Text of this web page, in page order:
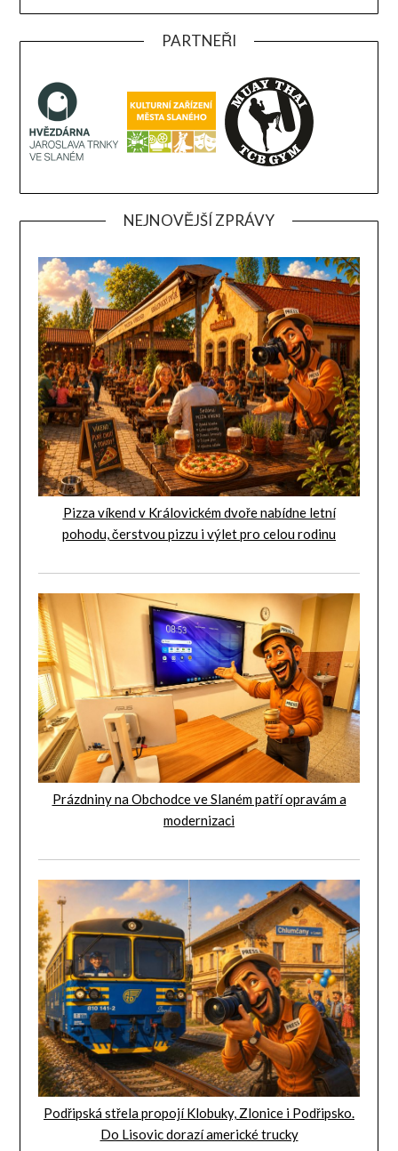
PARTNEŘI
NEJNOVĚJŠÍ ZPRÁVY
Pizza víkend v Královickém dvoře nabídne letní
pohodu, čerstvou pizzu i výlet pro celou rodinu
Prázdniny na Obchodce ve Slaném patří opravám a
modernizaci
Podřipská střela propojí Klobuky, Zlonice i Podřipsko.
Do Lisovic dorazí americké trucky